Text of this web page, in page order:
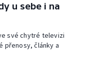
u sebe i na
své chytré televizi
přenosy, články a